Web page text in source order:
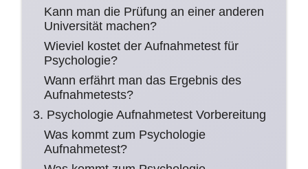
Kann man die Prüfung an einer anderen
Universität machen?
Wieviel kostet der Aufnahmetest für
Psychologie?
Wann erfährt man das Ergebnis des
Aufnahmetests?
3. Psychologie Aufnahmetest Vorbereitung
Was kommt zum Psychologie
Aufnahmetest?